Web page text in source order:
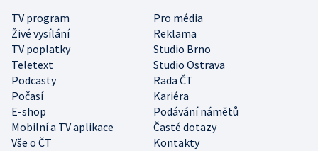
TV program
Pro média
Živé vysílání
Reklama
TV poplatky
Studio Brno
Teletext
Studio Ostrava
Podcasty
Rada ČT
Počasí
Kariéra
E-shop
Podávání námětů
Mobilní a TV aplikace
Časté dotazy
Vše o ČT
Kontakty